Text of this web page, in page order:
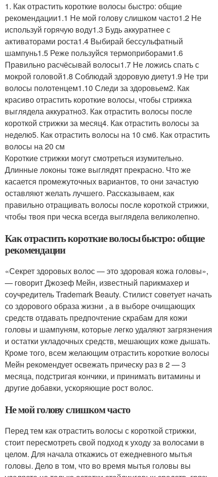
1. Как отрастить короткие волосы быстро: общие
рекомендации1.1 Не мой голову слишком часто1.2 Не
используй горячую воду1.3 Будь аккуратнее с
активаторами роста1.4 Выбирай бессульфатный
шампунь1.5 Реже пользуйся термоприборами1.6
Правильно расчёсывай волосы1.7 Не ложись спать с
мокрой головой1.8 Соблюдай здоровую диету1.9 Не три
волосы полотенцем1.10 Следи за здоровьем2. Как
красиво отрастить короткие волосы, чтобы стрижка
выглядела аккуратно3. Как отрастить волосы после
короткой стрижки за месяц4. Как отрастить волосы за
неделю5. Как отрастить волосы на 10 см6. Как отрастить
волосы на 20 см
Короткие стрижки могут смотреться изумительно.
Длинные локоны тоже выглядят прекрасно. Что же
касается промежуточных вариантов, то они зачастую
оставляют желать лучшего. Рассказываем, как
правильно отращивать волосы после короткой стрижки,
чтобы твоя при ческа всегда выглядела великолепно.
Как отрастить короткие волосы быстро: общие
рекомендации
«Секрет здоровых волос — это здоровая кожа головы»,
— говорит Джозеф Мейн, известный парикмахер и
соучредитель Trademark Beauty. Стилист советует начать
со здорового образа жизни , а в выборе очищающих
средств отдавать предпочтение скрабам для кожи
головы и шампуням, которые легко удаляют загрязнения
и остатки укладочных средств, мешающих коже дышать.
Кроме того, всем желающим отрастить короткие волосы
Мейн рекомендует освежать прическу раз в 2 — 3
месяца, подстригая кончики, и принимать витамины и
другие добавки, ускоряющие рост волос.
Не мой голову слишком часто
Перед тем как отрастить волосы с короткой стрижки,
стоит пересмотреть свой подход к уходу за волосами в
целом. Для начала откажись от ежедневного мытья
головы. Дело в том, что во время мытья головы вы